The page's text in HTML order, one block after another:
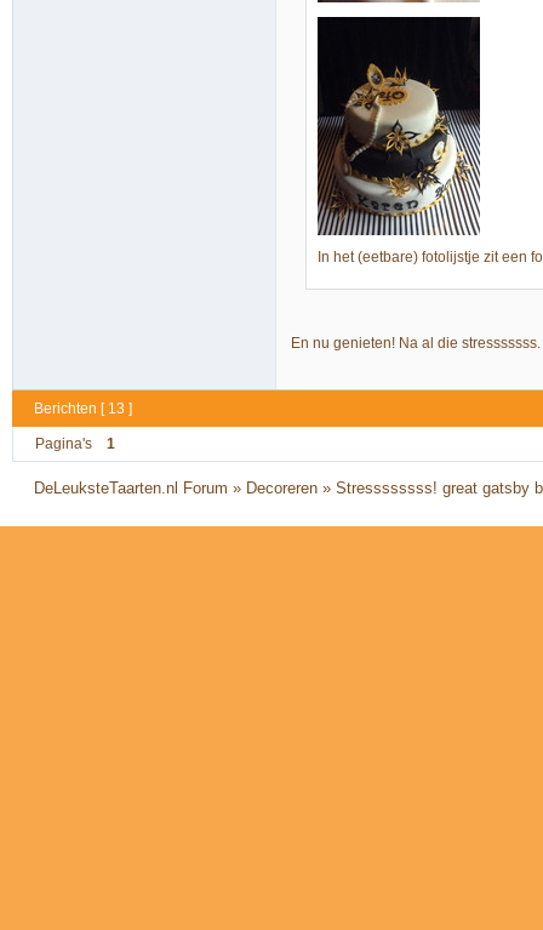
In het (eetbare) fotolijstje zit een
En nu genieten! Na al die
Berichten [ 13 ]
Pagina's 1
DeLeuksteTaarten.nl Forum » Decoreren »Stressssssss! great gatsby